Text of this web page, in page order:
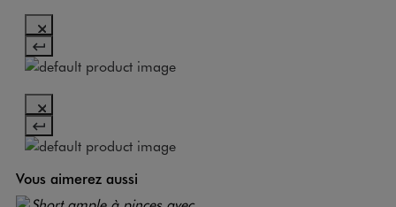
Vous aimerez aussi